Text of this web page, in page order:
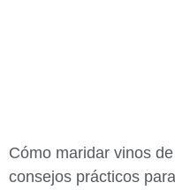
Cómo maridar vinos
consejos prácticos